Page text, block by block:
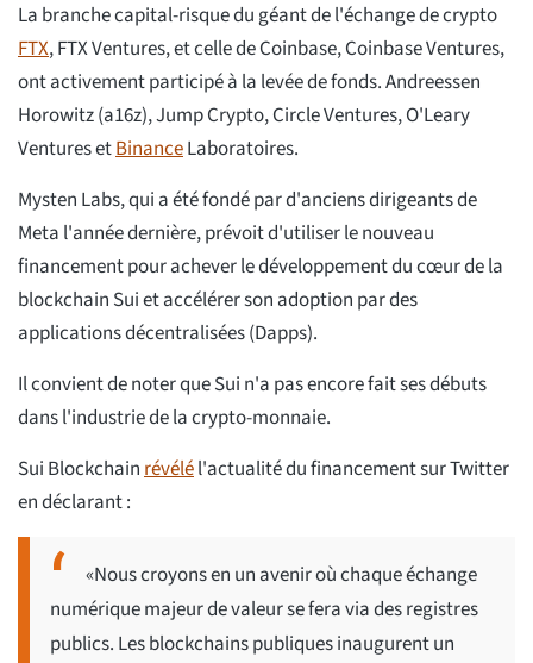
La branche capital-risque du géant de l'échange de crypto
FTX, FTX Ventures, et celle de Coinbase, Coinbase Ventures,
ont activement participé à la levée de fonds. Andreessen
Horowitz (a16z), Jump Crypto, Circle Ventures, O'Leary
Ventures etBinanceLaboratoires.
Mysten Labs, qui a été fondé par d'anciens dirigeants de
Meta l'année dernière, prévoit d'utiliser le nouveau
financement pour achever le développement du cœur de la
blockchain Sui et accélérer son adoption par des
applications décentralisées (Dapps).
Il convient de noter que Sui n'a pas encore fait ses débuts
dans l'industrie de la crypto-monnaie.
Sui Blockchainrévélél'actualité du financement sur Twitter
en déclarant :
«Nous croyons en un avenir où chaque échange
numérique majeur de valeur se fera via des registres
publics. Les blockchains publiques inaugurent un